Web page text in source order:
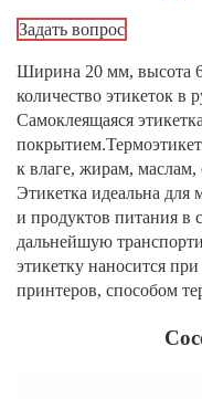
Задать вопрос
Ширина 20 мм, высота
количество этикеток в
Самоклеящаяся
к влаге, жирам,
Этикетка идеальна
и продуктов питания в
дальнейшую
этикетку наносится
принтеров, способом